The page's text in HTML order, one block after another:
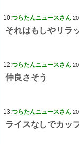
10:つらたんニュースさん
それはもしやリラ
12:つらたんニュースさん
仲良さそう
13:つらたんニュースさん
ライスなしでカッ